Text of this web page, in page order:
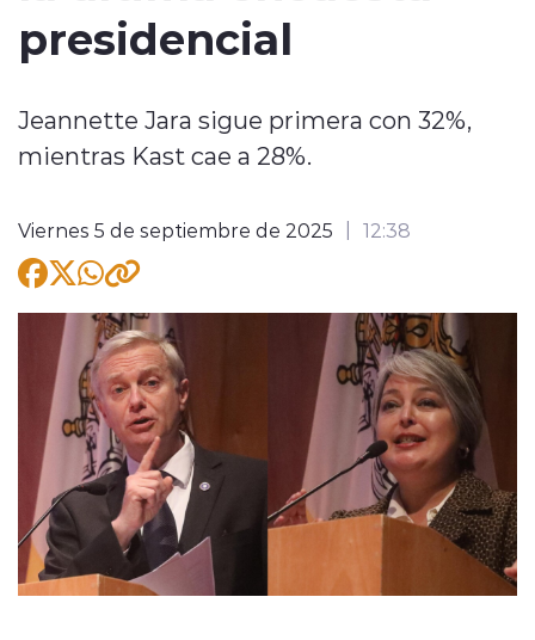
Internacional
Entrevistas
modo claro
presidencial
Jeannette Jara sigue primera con 32%,
mientras Kast cae a 28%.
Viernes 5 de septiembre de 2025 12:38